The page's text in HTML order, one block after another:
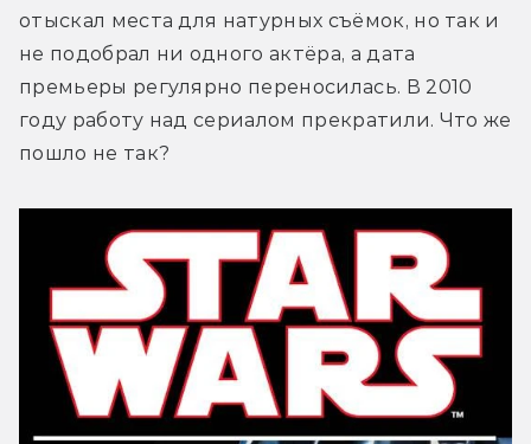
отыскал места для натурных съёмок, но так и
не подобрал ни одного актёра, а дата
премьеры регулярно переносилась. В 2010
году работу над сериалом прекратили. Что же
пошло не так?